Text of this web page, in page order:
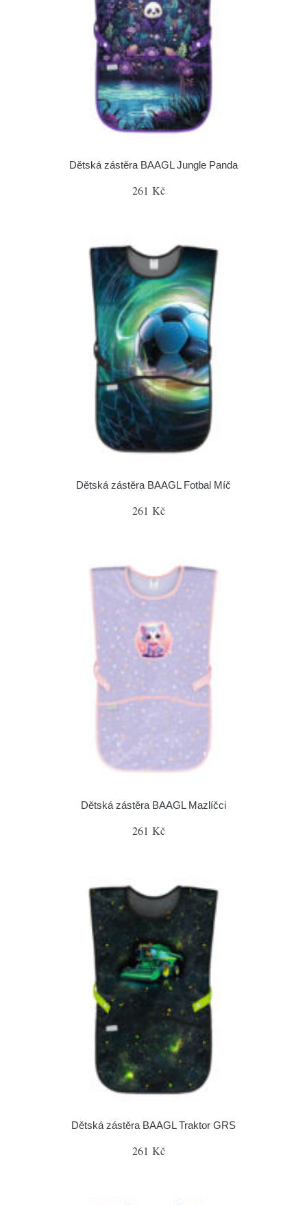
Dětská zástěra BAAGL Jungle Panda
261 Kč
Dětská zástěra BAAGL Fotbal Míč
261 Kč
Dětská zástěra BAAGL Mazlíčci
261 Kč
Dětská zástěra BAAGL Traktor GRS
261 Kč